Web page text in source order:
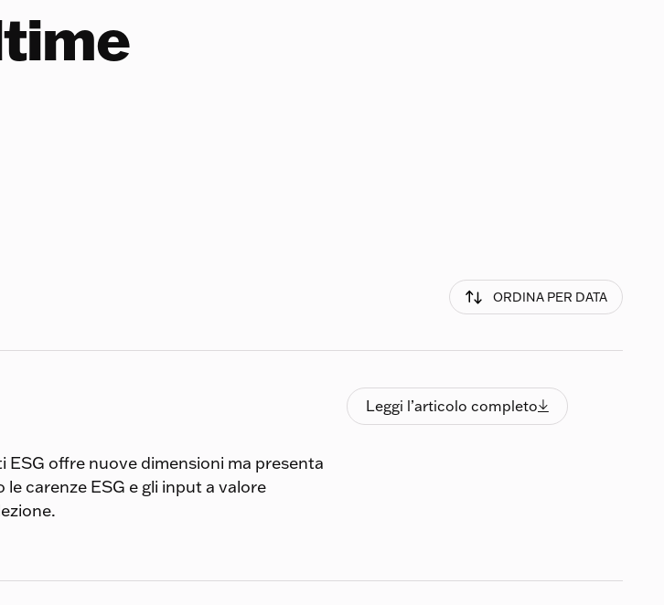
ORDINA PER DATA
ESG offre nuove dimensioni ma presenta
le carenze ESG e gli input a valore
Leggi l’articolo completo
Leggi l’articolo completo